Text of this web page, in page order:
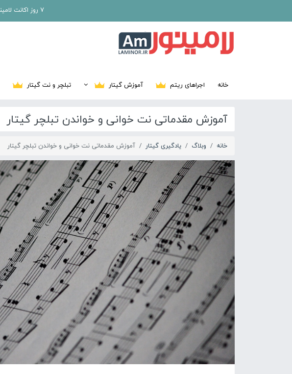
7 روز اکانت لامینور رایگان فقط با ثبت نام در سایت
خانه اجراهای ریتم آموزش گیتار تبلچر و نت گیتار
آموزش مقدماتی نت خوانی و خواندن تبلچر گیتار
خانه وبلاگ یادگیری گیتار آموزش مقدماتی نت خوانی و خواندن تبلچر گیتار